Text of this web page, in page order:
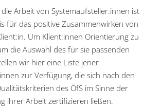
Arbeit von Systemaufsteller:innen ist
für das positive Zusammenwirken von
Um Klient:innen Orientierung zu
die Auswahl des für sie passenden
wir hier eine Liste jener
zur Verfügung, die sich nach den
des ÖfS im Sinne der
ihrer Arbeit zertifizieren ließen.